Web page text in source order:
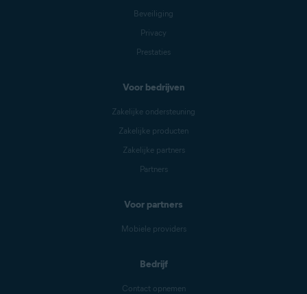
Beveiliging
Privacy
Prestaties
Voor bedrijven
Zakelijke ondersteuning
Zakelijke producten
Zakelijke partners
Partners
Voor partners
Mobiele providers
Bedrijf
Contact opnemen